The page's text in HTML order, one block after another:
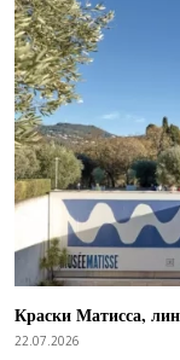
Краски Матисса,
22.07.2026